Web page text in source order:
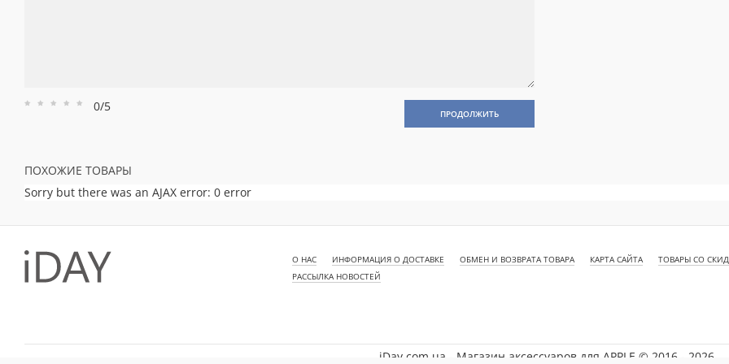
Рейтинг
Рейтинг
Рейтинг
Рейтинг
Рейтинг
0/5 ПРОДОЛЖИТЬ
ПОХОЖИЕ ТОВАРЫ
Sorry but there was an AJAX error: 0 error
О НАС ИНФОРМАЦИЯ О ДОСТАВКЕ ОБМЕН И ВОЗВРАТА ТОВАРА КАРТА САЙТА
ТОВАРЫ СО
РАССЫЛКА НОВОСТЕЙ
iDay.com.ua - Магазин аксессуаров для APPLE © 2016 - 2026